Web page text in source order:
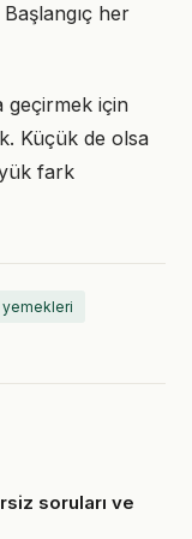
her
geçirmek için
Küçük de olsa
fark
yemekleri
soruları ve